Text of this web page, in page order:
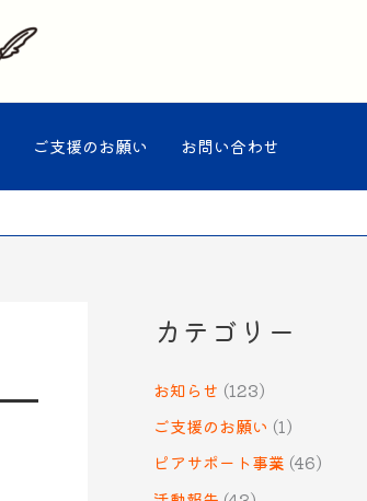
ご支援のお願い お問い合わせ
カテゴリー
お知らせ (123)
ご支援のお願い (1)
ピアサポート事業 (46)